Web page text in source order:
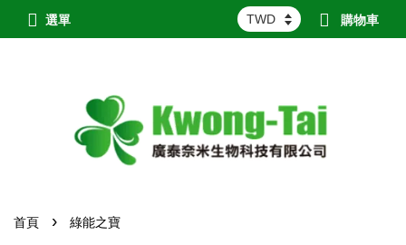
選單 購物車
首頁 › 綠能之寶